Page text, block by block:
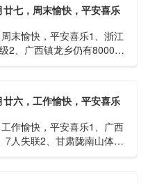
七，周末愉快，平安喜乐
末愉快，平安喜乐1、浙江
2、广西镇龙乡仍有8000多
六，工作愉快，平安喜乐
作愉快，平安喜乐1、广西
7人失联2、甘肃陇南山体滑